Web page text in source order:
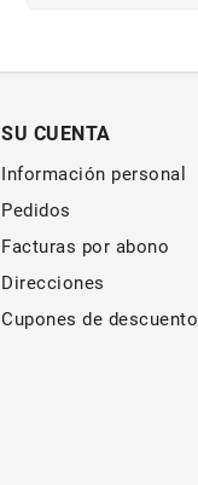
SU CUENTA
Información personal
Pedidos
Facturas por abono
Direcciones
Cupones de descuento